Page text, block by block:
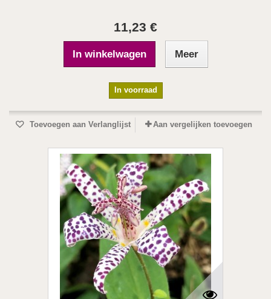
11,23 €
In winkelwagen Meer
In voorraad
Toevoegen aan Verlanglijst Aan vergelijken toevoegen